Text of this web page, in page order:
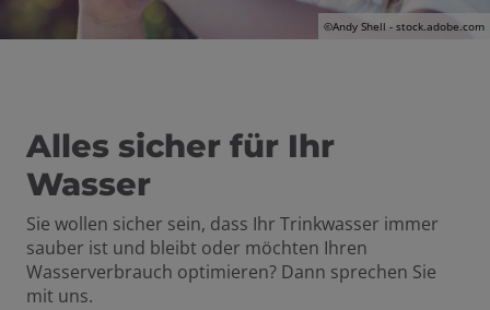
©Andy Shell - stock.adobe.com
Alles sicher für Ihr
Wasser
Sie wollen sicher sein, dass Ihr Trinkwasser immer
sauber ist und bleibt oder möchten Ihren
Wasserverbrauch optimieren? Dann sprechen Sie
mit uns.